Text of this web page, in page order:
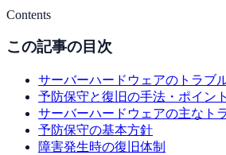
Contents
この記事の目次
サーバーハードウェアのトラブ
予防保守と復旧の手法・ポイント
サーバーハードウェアの主なト
予防保守の基本方針
障害発生時の復旧体制